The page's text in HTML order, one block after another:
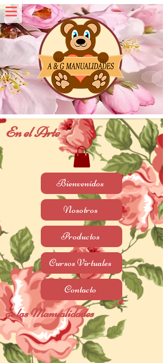
En el Arte
de las Manualidades
Bienvenidos
Nosotros
Productos
Cursos Virtuales
Contacto